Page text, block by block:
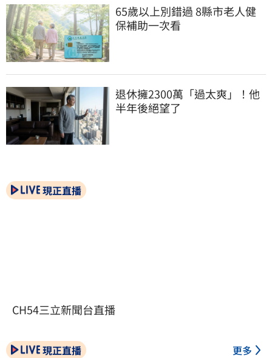
65歲以上別錯過 8縣市老人健
保補助一次看
退休擁2300萬「過太爽」！他
半年後絕望了
現正直播
CH54三立新聞台直播
現正直播 更多